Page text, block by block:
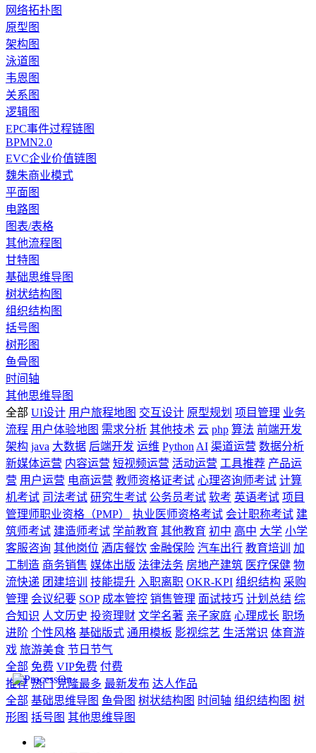
网络拓扑图
原型图
架构图
泳道图
韦恩图
关系图
逻辑图
EPC事件过程链图
BPMN2.0
EVC企业价值链图
魏朱商业模式
平面图
电路图
图表/表格
其他流程图
甘特图
基础思维导图
树状结构图
组织结构图
括号图
树形图
鱼骨图
时间轴
其他思维导图
全部 UI设计 用户旅程地图 交互设计 原型规划 项目管理 业务
流程 用户体验地图 需求分析 其他技术 云 php 算法 前端开发
架构 java 大数据 后端开发 运维 Python AI 渠道运营 数据分析
新媒体运营 内容运营 短视频运营 活动运营 工具推荐 产品运
营 用户运营 电商运营 教师资格证考试 心理咨询师考试 计算
机考试 司法考试 研究生考试 公务员考试 软考 英语考试 项目
管理师职业资格（PMP）
执业医师资格考试 会计职称考试 建
筑师考试 建造师考试 学前教育 其他教育 初中 高中 大学 小学
客服咨询 其他岗位 酒店餐饮 金融保险 汽车出行 教育培训
加
工制造 商务销售 媒体出版 法律法务 房地产建筑 医疗保健 物
流快递 团建培训 技能提升 入职离职 OKR-KPI 组织结构 采购
管理 会议纪要 SOP 成本管控 销售管理 面试技巧 计划总结 综
合知识 人文历史 投资理财 文学名著 亲子家庭 心理成长 职场
进阶 个性风格 基础版式 通用模板 影视综艺 生活常识 体育游
戏 旅游美食 节日节气
全部 免费 VIP免费 付费
推荐 热门 克隆最多 最新发布 达人作品
全部 基础思维导图 鱼骨图 树状结构图 时间轴 组织结构图 树
形图 括号图 其他思维导图